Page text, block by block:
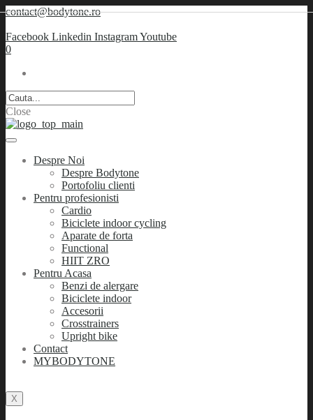
contact@bodytone.ro
Facebook Linkedin InstagramYoutube
0
Close
Despre Noi
Despre Bodytone
Portofoliu clienti
Pentru profesionisti
Cardio
Biciclete indoor cycling
Aparate de forta
Functional
HIIT ZRO
Pentru Acasa
Benzi de alergare
Biciclete indoor
Accesorii
Crosstrainers
Upright bike
Contact
MYBODYTONE
X